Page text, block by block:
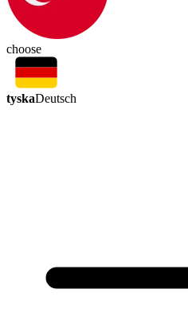
choose
tyskaDeutsch